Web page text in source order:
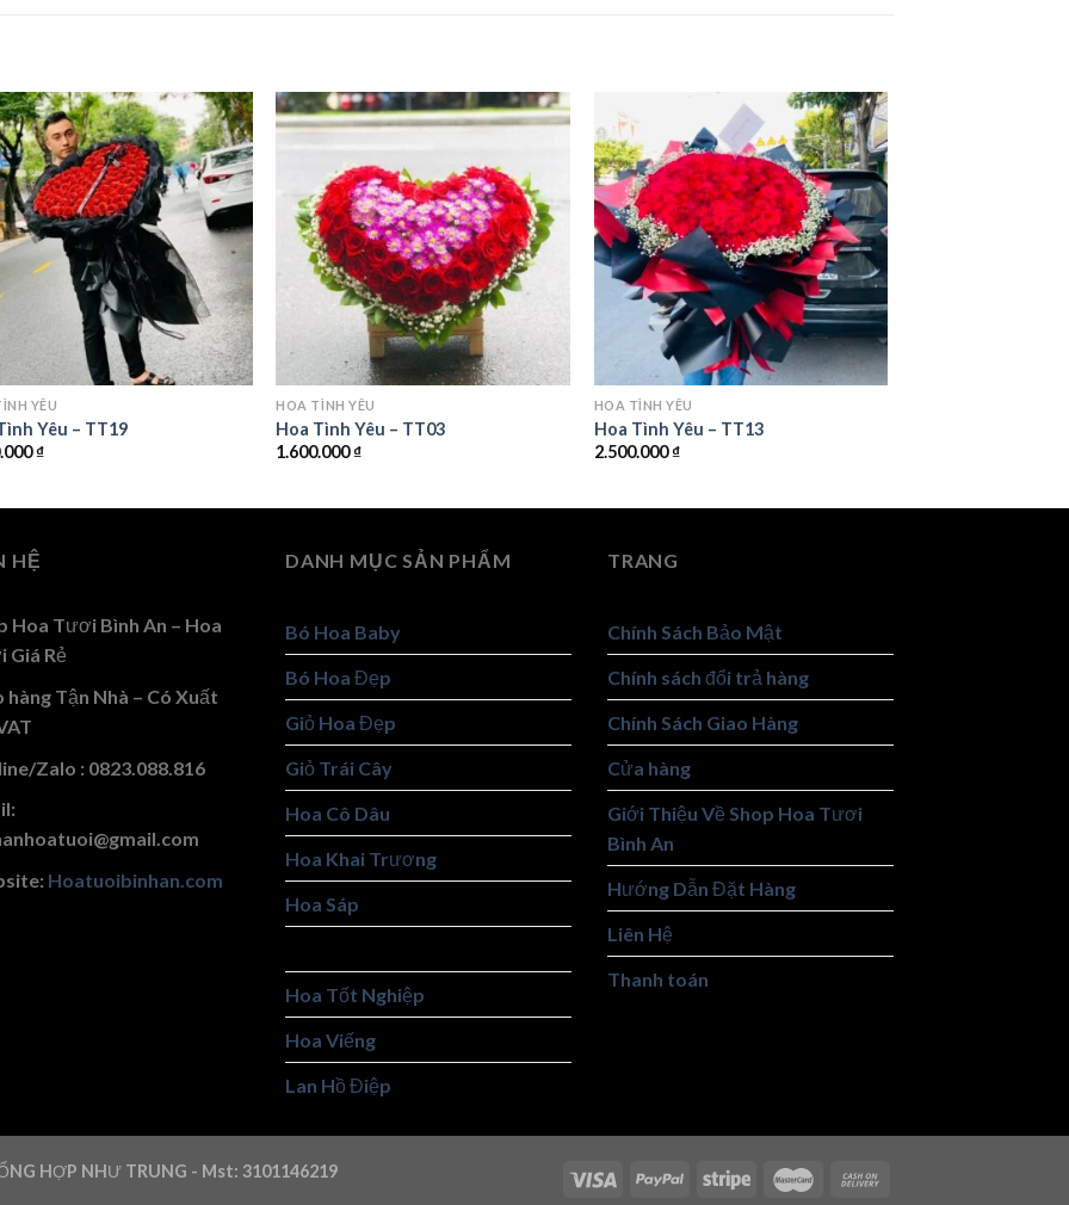
YÊU
Yêu – TT19
₫
HOA TÌNH YÊU
Hoa Tình Yêu – TT03
1.600.000₫
HOA TÌNH YÊU
Hoa Tình Yêu – TT13
2.500.000₫
HỆ
Hoa Tươi Bình An – Hoa
Giá Rẻ
hàng Tận Nhà – Có Xuất
Zalo : 0823.088.816
Hoatuoibinhan.com
DANH MỤC SẢN PHẨM
Bó Hoa Baby
Bó Hoa Đẹp
Giỏ Hoa Đẹp
Giỏ Trái Cây
Hoa Cô Dâu
Hoa Khai Trương
Hoa Sáp
Hoa Tốt Nghiệp
Hoa Viếng
Lan Hồ Điệp
TRANG
Chính Sách Bảo Mật
Chính sách đổi trả hàng
Chính Sách Giao Hàng
Cửa hàng
Giới Thiệu Về Shop Hoa Tươi
Bình An
Hướng Dẫn Đặt Hàng
Liên Hệ
Thanh toán
HỢP NHƯ TRUNG - Mst: 3101146219